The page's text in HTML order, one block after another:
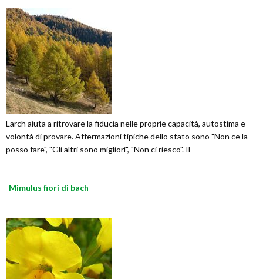
Larch aiuta a ritrovare la fiducia nelle proprie capacità, autostima e
volontà di provare. Affermazioni tipiche dello stato sono "Non ce la
posso fare", "Gli altri sono migliori", "Non ci riesco". Il
Mimulus fiori di bach